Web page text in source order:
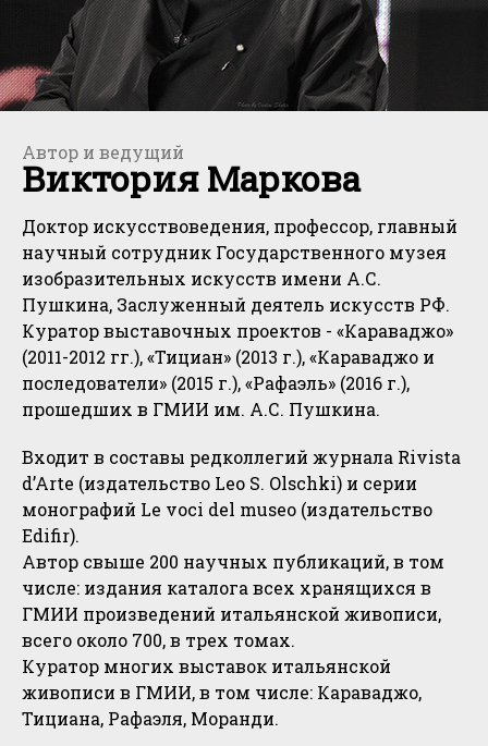
Автор и ведущий
Виктория Маркова
Доктор искусствоведения, профессор, главный
научный сотрудник Государственного музея
изобразительных искусств имени А.С.
Пушкина, Заслуженный деятель искусств РФ.
Куратор выставочных проектов - «Караваджо»
(2011-2012 гг.), «Тициан» (2013 г.), «Караваджо и
последователи» (2015 г.), «Рафаэль» (2016 г.),
прошедших в ГМИИ им. А.С. Пушкина.
Входит в составы редколлегий журнала Rivista
d’Arte (издательство Leo S. Olschki) и серии
монографий Le voci del museo (издательство
Edifir).
Автор свыше 200 научных публикаций, в том
числе: издания каталога всех хранящихся в
ГМИИ произведений итальянской живописи,
всего около 700, в трех томах.
Куратор многих выставок итальянской
живописи в ГМИИ, в том числе: Караваджо,
Тициана, Рафаэля, Моранди.